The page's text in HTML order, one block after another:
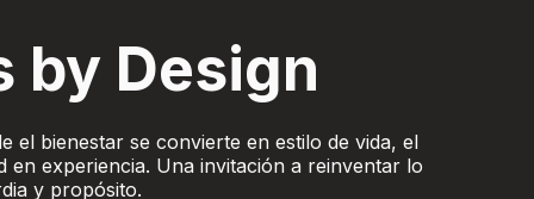
by Design
el bienestar se convierte en estilo de vida, el
en experiencia. Una invitación a reinventar lo
y propósito.